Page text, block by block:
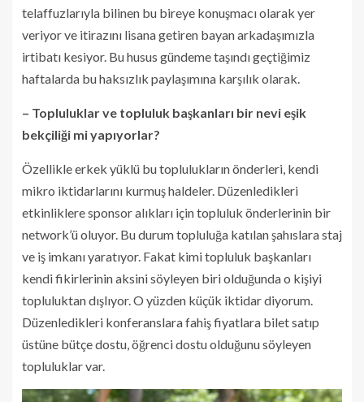
telaffuzlarıyla bilinen bu bireye konuşmacı olarak yer
veriyor ve itirazını lisana getiren bayan arkadaşımızla
irtibatı kesiyor. Bu husus gündeme taşındı geçtiğimiz
haftalarda bu haksızlık paylaşımına karşılık olarak.
– Topluluklar ve topluluk başkanları bir nevi eşik
bekçiliği mi yapıyorlar?
Özellikle erkek yüklü bu toplulukların önderleri, kendi
mikro iktidarlarını kurmuş haldeler. Düzenledikleri
etkinliklere sponsor alıkları için topluluk önderlerinin bir
network’ü oluyor. Bu durum topluluğa katılan şahıslara staj
ve iş imkanı yaratıyor. Fakat kimi topluluk başkanları
kendi fikirlerinin aksini söyleyen biri olduğunda o kişiyi
topluluktan dışlıyor. O yüzden küçük iktidar diyorum.
Düzenledikleri konferanslara fahiş fiyatlara bilet satıp
üstüne bütçe dostu, öğrenci dostu olduğunu söyleyen
topluluklar var.